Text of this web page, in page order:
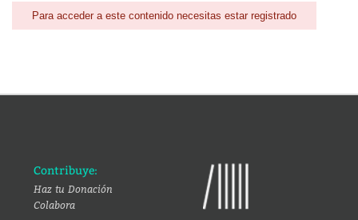
Para acceder a este contenido necesitas estar registrado
Contribuye:
Haz tu Donación
Colabora